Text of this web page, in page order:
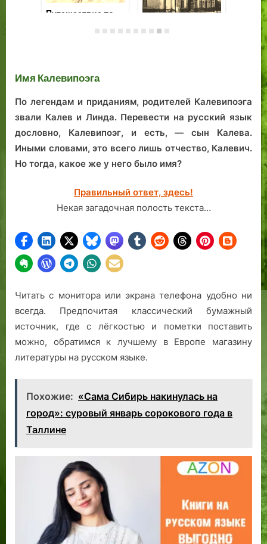
Лоокнипоэг
трамбует море.
Имя Калевипоэга
По легендам и приданиям, родителей Калевипоэга
звали Калев и Линда. Перевести на русский язык
дословно, Калевипоэг, и есть, — сын Калева.
Иными словами, это всего лишь отчество, Калевич.
Но тогда, какое же у него было имя?
Правильный ответ, здесь!
Некая загадочная полость текста…
Читать с монитора или экрана телефона удобно ни
всегда. Предпочитая классический бумажный
источник, где с лёгкостью и пометки поставить
можно, обратимся к лучшему в Европе магазину
литературы на русском языке.
Похожие: «Сама Сибирь накинулась на
город»: суровый январь сорокового года в
Таллине